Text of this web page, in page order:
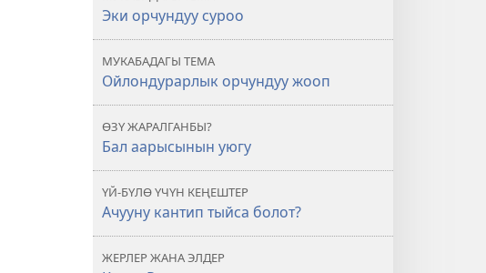
Эки орчундуу суроо
МУКАБАДАГЫ ТЕМА
Ойлондурарлык орчундуу жооп
ӨЗҮ ЖАРАЛГАНБЫ?
Бал аарысынын уюгу
ҮЙ-БҮЛӨ ҮЧҮН КЕҢЕШТЕР
Ачууну кантип тыйса болот?
ЖЕРЛЕР ЖАНА ЭЛДЕР